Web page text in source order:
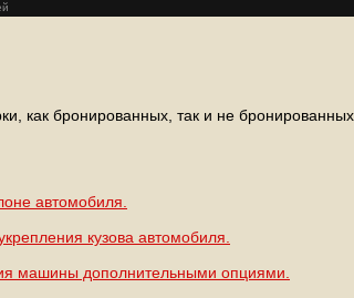
как бронированных, так и не
автомобиля.
кузова автомобиля.
машины дополнительными опциями.